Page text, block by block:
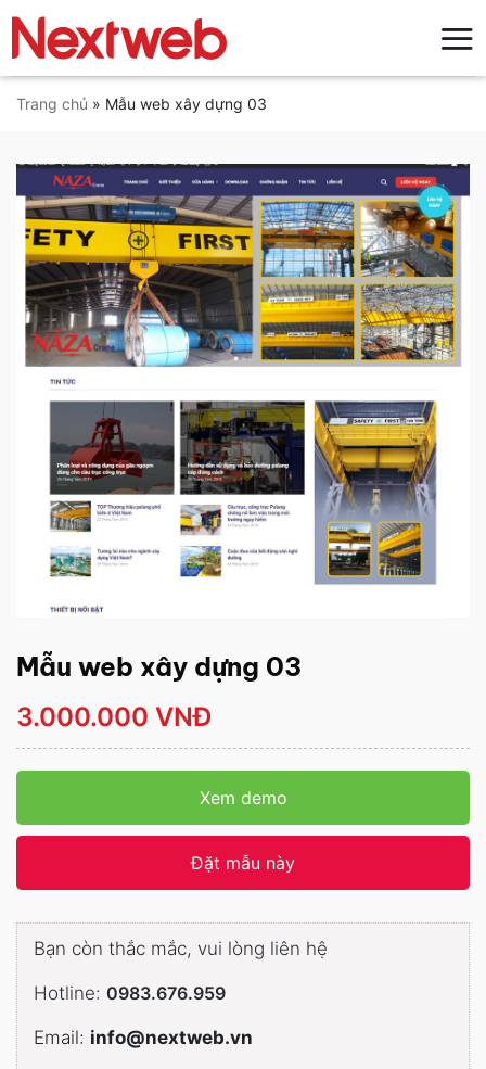
qua
nội
dung
Trang chủ » Mẫu web xây dựng 03
Mẫu web xây dựng 03
3.000.000 VNĐ
Xem demo
Đặt mẫu này
Bạn còn thắc mắc, vui lòng liên hệ
Hotline: 0983.676.959
Email: info@nextweb.vn